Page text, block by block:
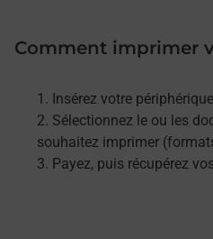
Comment imprimer
Insérez votre
Sélectionnez le ou les
souhaitez imprimer
Payez, puis récupérez